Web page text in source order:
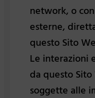
network, o
esterne,
questo Sito
Le interazioni
da questo
soggette alle